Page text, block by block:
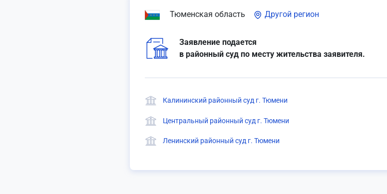
Тюменская область Другой регион
Заявление подается
в районный суд по месту жительства заявителя.
Калининский районный суд г. Тюмени
Центральный районный суд г. Тюмени
Ленинский районный суд г. Тюмени